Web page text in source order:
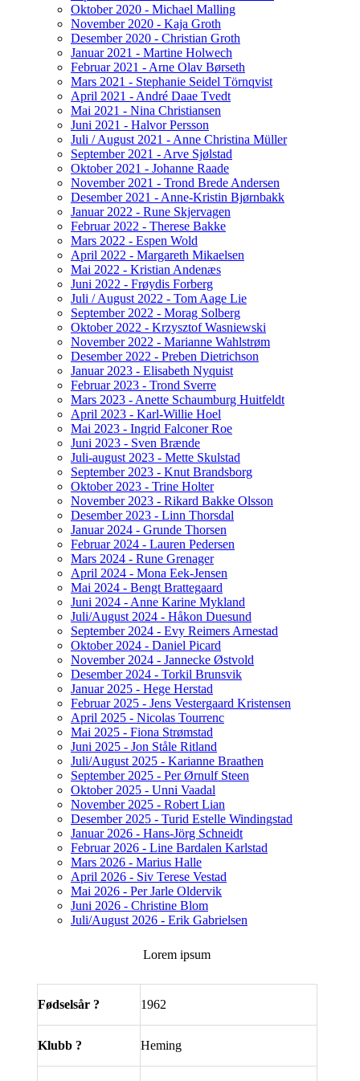
Oktober 2020 - Michael Malling
November 2020 - Kaja Groth
Desember 2020 - Christian Groth
Januar 2021 - Martine Holwech
Februar 2021 - Arne Olav Børseth
Mars 2021 - Stephanie Seidel Törnqvist
April 2021 - André Daae Tvedt
Mai 2021 - Nina Christiansen
Juni 2021 - Halvor Persson
Juli / August 2021 - Anne Christina Müller
September 2021 - Arve Sjølstad
Oktober 2021 - Johanne Raade
November 2021 - Trond Brede Andersen
Desember 2021 - Anne-Kristin Bjørnbakk
Januar 2022 - Rune Skjervagen
Februar 2022 - Therese Bakke
Mars 2022 - Espen Wold
April 2022 - Margareth Mikaelsen
Mai 2022 - Kristian Andenæs
Juni 2022 - Frøydis Forberg
Juli / August 2022 - Tom Aage Lie
September 2022 - Morag Solberg
Oktober 2022 - Krzysztof Wasniewski
November 2022 - Marianne Wahlstrøm
Desember 2022 - Preben Dietrichson
Januar 2023 - Elisabeth Nyquist
Februar 2023 - Trond Sverre
Mars 2023 - Anette Schaumburg Huitfeldt
April 2023 - Karl-Willie Hoel
Mai 2023 - Ingrid Falconer Roe
Juni 2023 - Sven Brænde
Juli-august 2023 - Mette Skulstad
September 2023 - Knut Brandsborg
Oktober 2023 - Trine Holter
November 2023 - Rikard Bakke Olsson
Desember 2023 - Linn Thorsdal
Januar 2024 - Grunde Thorsen
Februar 2024 - Lauren Pedersen
Mars 2024 - Rune Grenager
April 2024 - Mona Eek-Jensen
Mai 2024 - Bengt Brattegaard
Juni 2024 - Anne Karine Mykland
Juli/August 2024 - Håkon Duesund
September 2024 - Evy Reimers Arnestad
Oktober 2024 - Daniel Picard
November 2024 - Jannecke Østvold
Desember 2024 - Torkil Brunsvik
Januar 2025 - Hege Herstad
Februar 2025 - Jens Vestergaard Kristensen
April 2025 - Nicolas Tourrenc
Mai 2025 - Fiona Strømstad
Juni 2025 - Jon Ståle Ritland
Juli/August 2025 - Karianne Braathen
September 2025 - Per Ørnulf Steen
Oktober 2025 - Unni Vaadal
November 2025 - Robert Lian
Desember 2025 - Turid Estelle Windingstad
Januar 2026 - Hans-Jörg Schneidt
Februar 2026 - Line Bardalen Karlstad
Mars 2026 - Marius Halle
April 2026 - Siv Terese Vestad
Mai 2026 - Per Jarle Oldervik
Juni 2026 - Christine Blom
Juli/August 2026 - Erik Gabrielsen
Lorem ipsum
Fødselsår ? 1962
Klubb ? Heming